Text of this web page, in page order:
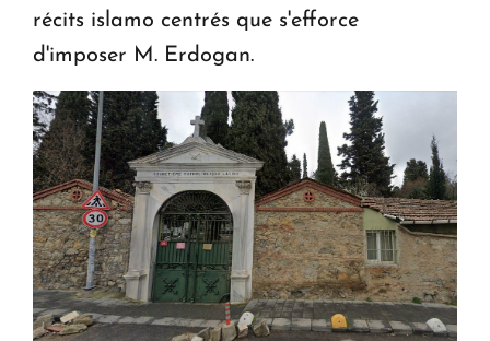
récits islamo centrés que s'efforce
d'imposer M. Erdogan.